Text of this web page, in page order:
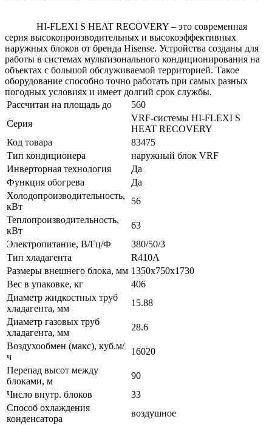
HI-FLEXI S HEAT RECOVERY – это современная
серия высокопроизводительных и высокоэффективных
наружных блоков от бренда Hisense. Устройства созданы для
работы в системах мультизонального кондиционирования на
объектах с большой обслуживаемой территорией. Такое
оборудование способно точно работать при самых разных
погодных условиях и имеет долгий срок службы.
Рассчитан на площадь до
560
Серия
VRF-системы HI-FLEXI S
HEAT RECOVERY
Код товара
83475
Тип кондиционера
наружный блок VRF
Инверторная технология
Да
Функция обогрева
Да
Холодопроизводительность,
кВт
56
Теплопроизводительность,
кВт
63
Электропитание, В/Гц/Ф
380/50/3
Тип хладагента
R410A
Размеры внешнего блока, мм 1350х750х1730
Вес в упаковке, кг
406
Диаметр жидкостных труб
хладагента, мм
15.88
Диаметр газовых труб
хладагента, мм
28.6
Воздухообмен (макс), куб.м/
ч
16020
Перепад высот между
блоками, м
90
Число внутр. блоков
33
Способ охлаждения
конденсатора
воздушное